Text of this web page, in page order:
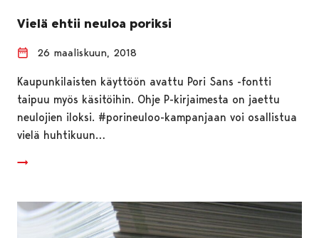
Vielä ehtii neuloa poriksi
26 maaliskuun, 2018
Kaupunkilaisten käyttöön avattu Pori Sans -fontti
taipuu myös käsitöihin. Ohje P-kirjaimesta on jaettu
neulojien iloksi. #porineuloo-kampanjaan voi osallistua
vielä huhtikuun…